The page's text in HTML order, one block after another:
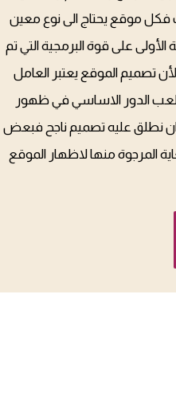
فكل موقع يحتاج الى نوع معين
على قوة البرمجية التي تم
تصميم الموقع يعتبر العامل
يلعب الدور الاساسي في ظهور
نطلق عليه تصميم ناجح فبعض
المرجوة منها لاظهار الموقع